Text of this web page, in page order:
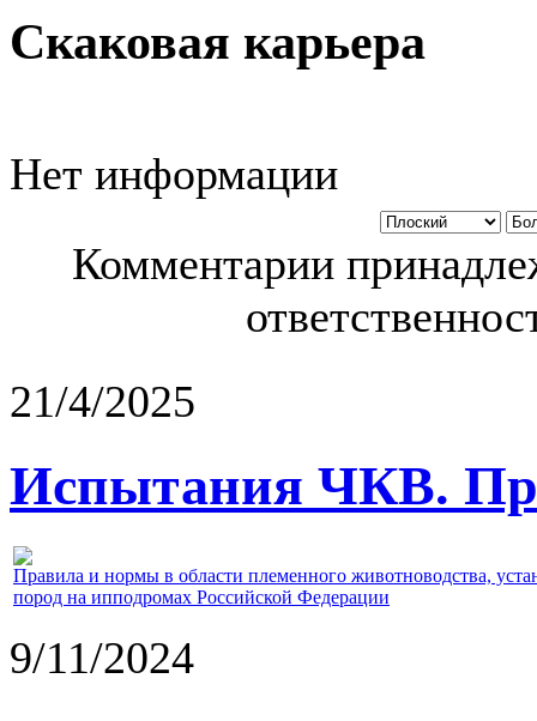
Скаковая карьера
Нет информации
Комментарии
21/4/2025
Испытания ЧКВ.
Правила и нормы в области племенного животноводства,
пород на ипподромах Российской Федерации
9/11/2024